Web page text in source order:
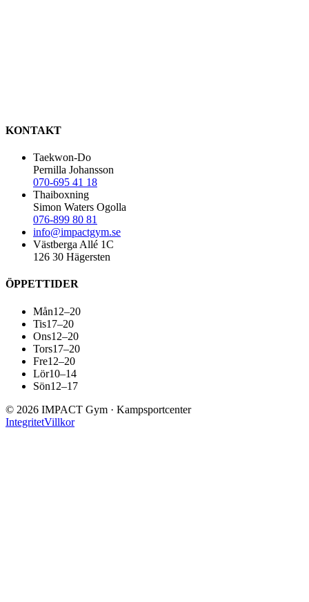
KONTAKT
Taekwon-Do
Pernilla Johansson
070-695 41 18
Thaiboxning
Simon Waters Ogolla
076-899 80 81
info@impactgym.se
Västberga Allé 1C
126 30 Hägersten
ÖPPETTIDER
Mån12–20
Tis17–20
Ons12–20
Tors17–20
Fre12–20
Lör10–14
Sön12–17
© 2026 IMPACT Gym · Kampsportcenter
IntegritetVillkor